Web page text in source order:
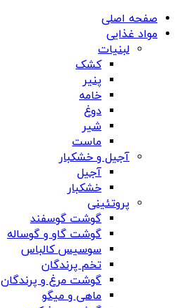
صفحه اصلی
مواد غذایی
لبنیات
کشک
پنیر
خامه
دوغ
شیر
ماست
آجیل و خشکبار
آجیل
خشکبار
پروتئینی
گوشت گوسفند
گوشت گاو و گوساله
سوسیس کالباس
تخم پرندگان
گوشت مرغ و پرندگان
ماهی و میگو